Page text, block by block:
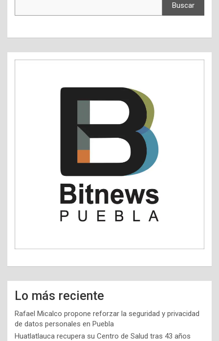
Buscar
Lo más reciente
Rafael Micalco propone reforzar la seguridad y privacidad
de datos personales en Puebla
Huatlatlauca recupera su Centro de Salud tras 43 años